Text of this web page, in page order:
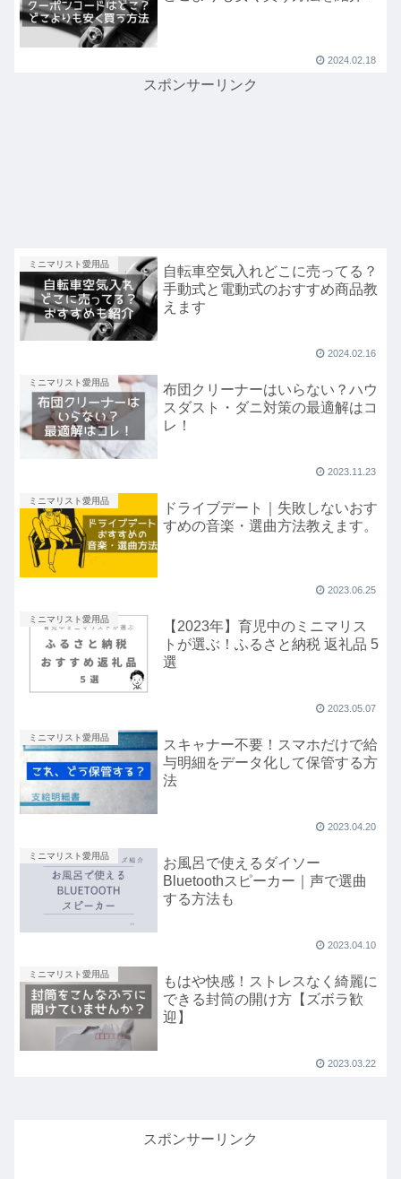
2024.02.18
スポンサーリンク
ミニマリスト愛用品
自転車空気入れどこに売ってる？
手動式と電動式のおすすめ商品教
えます
2024.02.16
ミニマリスト愛用品
布団クリーナーはいらない？ハウ
スダスト・ダニ対策の最適解はコ
レ！
2023.11.23
ミニマリスト愛用品
ドライブデート｜失敗しないおす
すめの音楽・選曲方法教えます。
2023.06.25
ミニマリスト愛用品
【2023年】育児中のミニマリス
トが選ぶ！ふるさと納税 返礼品 5
選
2023.05.07
ミニマリスト愛用品
スキャナー不要！スマホだけで給
与明細をデータ化して保管する方
法
2023.04.20
ミニマリスト愛用品
お風呂で使えるダイソー
Bluetoothスピーカー｜声で選曲
する方法も
2023.04.10
ミニマリスト愛用品
もはや快感！ストレスなく綺麗に
できる封筒の開け方【ズボラ歓
迎】
2023.03.22
スポンサーリンク